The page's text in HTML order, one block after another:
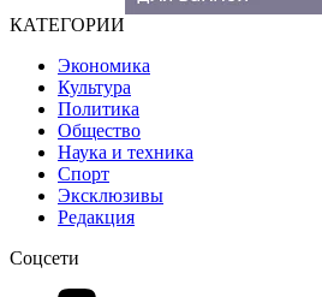
КАТЕГОРИИ
Экономика
Культура
Политика
Общество
Наука и техника
Спорт
Эксклюзивы
Редакция
Соцсети